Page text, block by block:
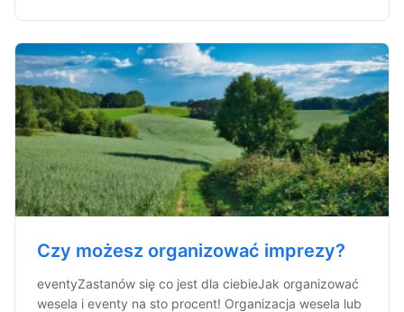
Czy możesz organizować imprezy?
eventyZastanów się co jest dla ciebieJak organizować
wesela i eventy na sto procent! Organizacja wesela lub